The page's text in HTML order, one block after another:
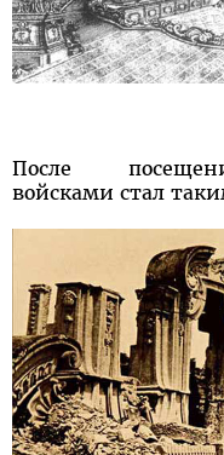
После
войсками стал